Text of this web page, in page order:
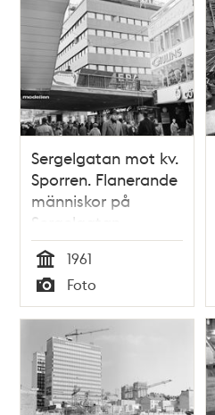
Sergelgatan mot kv.
Sporren. Flanerande
människor på
Sergelgatan.
Byggnadsarbete på
EPA:s tak
Tid
1961
Typ
Foto